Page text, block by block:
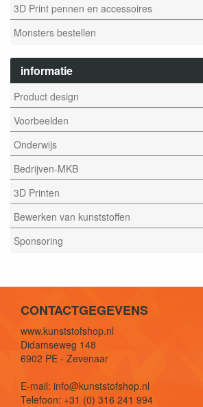
3D Print pennen en accessoires
Monsters bestellen
informatie
Product design
Voorbeelden
Onderwijs
Bedrijven-MKB
3D Printen
Bewerken van kunststoffen
Sponsoring
CONTACTGEGEVENS
www.kunststofshop.nl
Didamseweg 148
6902 PE - Zevenaar
E-mail: info@kunststofshop.nl
Telefoon: +31 (0) 316 241 994